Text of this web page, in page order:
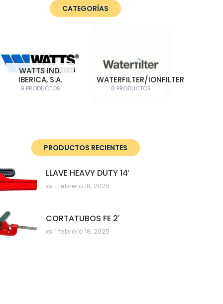
CATEGORÍAS
WATTS IND.
IBERICA, S.A.
9 PRODUCTOS
WATERFILTER/IONFILTER
8 PRODUCTOS
PRODUCTOS RECIENTES
LLAVE HEAVY DUTY 14′
xsi febrero 18, 2025
CORTATUBOS FE 2′
xsi febrero 18, 2025